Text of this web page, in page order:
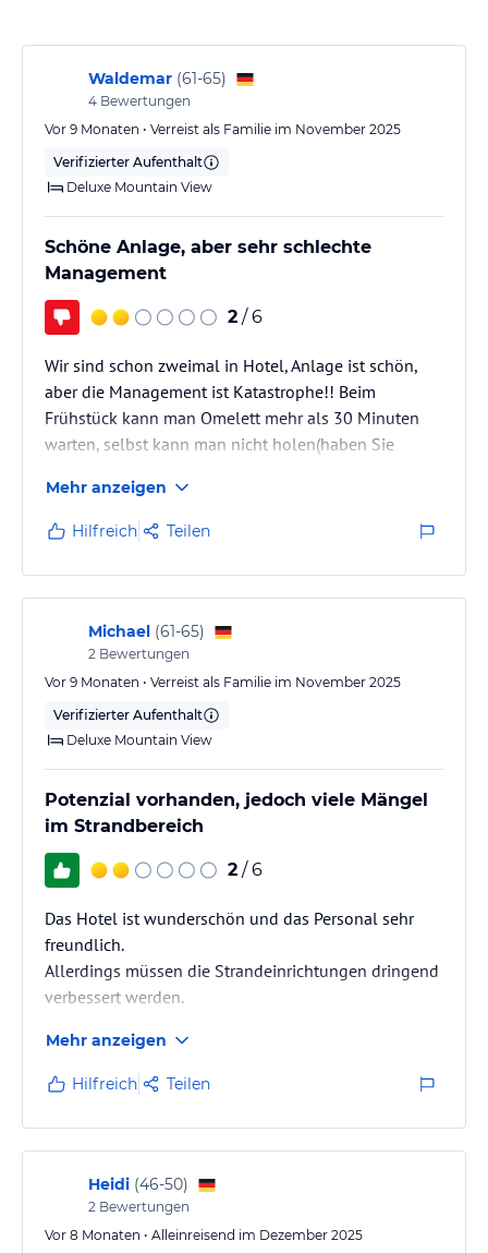
Hinweis: Verfasst von HolidayCheck mit Hilfe von KI. Alle
Angaben ohne Gewähr. Bitte lies vor der Buchung die
Waldemar (61-65)
4 Bewertungen
Vor 9 Monaten • Verreist als Familie im November 2025
Verifizierter Aufenthalt
Deluxe Mountain View
Schöne Anlage, aber sehr schlechte
Management
2 / 6
Wir sind schon zweimal in Hotel, Anlage ist schön,
aber die Management ist Katastrophe!! Beim
Frühstück kann man Omelett mehr als 30 Minuten
warten, selbst kann man nicht holen(haben Sie
schon abgeplatz, obwohl Hotel ist relativ neu,
Verletzung Gefahr. Am Strand ein Sonnenschirm mi
Liegen muß man 5:30 früh aufstehen, 6:30 ist alles
besetzt, viele Reisende reservieren überall
Liegeplätze mit viele Handtücher, obwohl sie gar
nicht später benutzen. Kinderspielplatz…
Mehr anzeigen
Hilfreich Teilen
Michael (61-65)
2 Bewertungen
Vor 9 Monaten • Verreist als Familie im November 2025
Verifizierter Aufenthalt
Deluxe Mountain View
Potenzial vorhanden, jedoch viele Mängel
im Strandbereich
2 / 6
Das Hotel ist wunderschön und das Personal sehr
freundlich.
Allerdings müssen die Strandeinrichtungen dringend
verbessert werden.
sodass Gäste oft Schwierigkeiten haben, einen Platz
am Meer zu finden. Es ist unwürdig für ein 5-Sterne-
Hotel, dass die Gäste gezwungen sind, bereits um 6
Uhr morgens zum Strand zu eilen, um die Liegen zu
belegen. Das ist einfach peinlich. Zudem fehlen
Umkleidekabinen und Duschen. Es gibt nur eine
kleine Toilette für den gesamten Strand- und…
Mehr anzeigen
Hilfreich Teilen
Heidi (46-50)
2 Bewertungen
Vor 8 Monaten • Alleinreisend im Dezember 2025